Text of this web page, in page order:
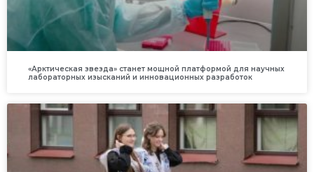
«Арктическая звезда» станет мощной платформой для научных
лабораторных изысканий и инновационных разработок